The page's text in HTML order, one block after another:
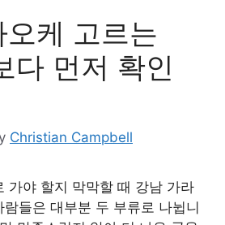
케 고르는
다 먼저 확인
Christian Campbell
가야 할지 막막할 때 강남 가라
들은 대부분 두 부류로 나뉩니